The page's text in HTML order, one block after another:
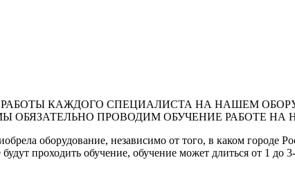
КАЖДОГО СПЕЦИАЛИСТА НА НАШЕМ
ПРОВОДИМ ОБУЧЕНИЕ РАБОТЕ НА
оборудование, независимо от того, в каком городе
проходить обучение, обучение может длиться от 1 до